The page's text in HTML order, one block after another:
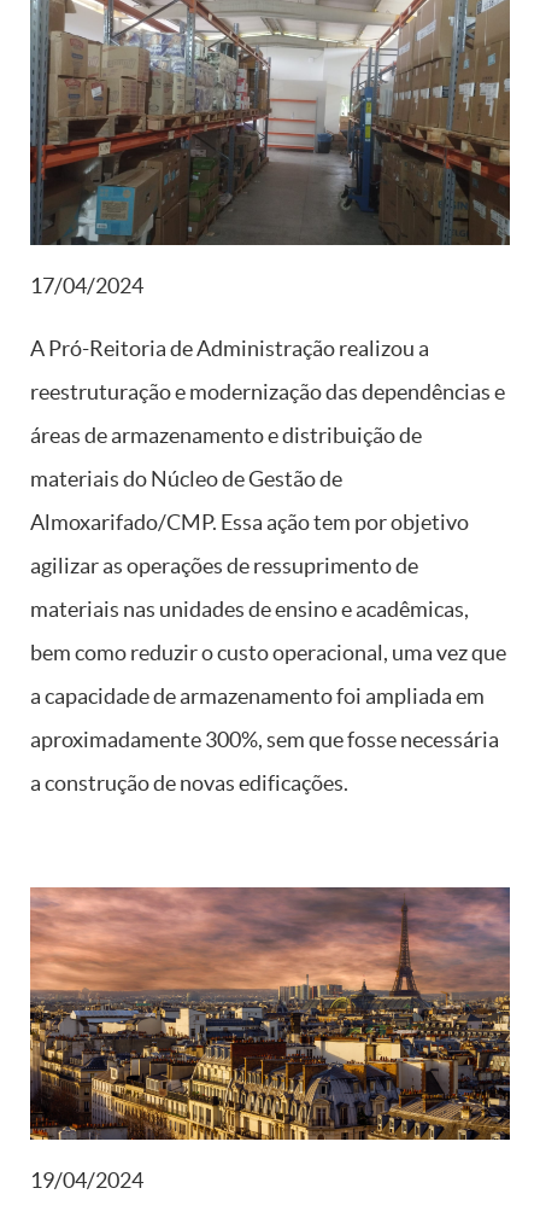
17/04/2024
A Pró-Reitoria de Administração realizou a
reestruturação e modernização das dependências e
áreas de armazenamento e distribuição de
materiais do Núcleo de Gestão de
Almoxarifado/CMP. Essa ação tem por objetivo
agilizar as operações de ressuprimento de
materiais nas unidades de ensino e acadêmicas,
bem como reduzir o custo operacional, uma vez que
a capacidade de armazenamento foi ampliada em
aproximadamente 300%, sem que fosse necessária
a construção de novas edificações.
19/04/2024